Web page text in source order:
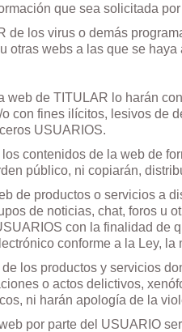
que sea solicitada
de los virus o demás
otras webs a las que se
web de TITULAR lo harán
con fines ilícitos, lesivos de
USUARIOS.
contenidos de la web de
público, ni copiarán,
de productos o servicios a
de noticias, chat, foros u
con la finalidad de
conforme a la Ley,
los productos y servicios
o actos delictivos,
ni harán apología de la
por parte del USUARIO